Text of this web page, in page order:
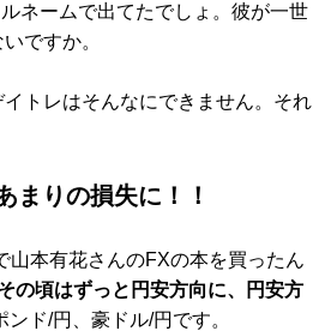
ネームで出てたでしょ。彼が一世
ですか。
トレはそんなにできません。それ
まりの損失に！！
本有花さんのFXの本を買ったん
の頃はずっと円安方向に、円安方
ド/円、豪ドル/円です。